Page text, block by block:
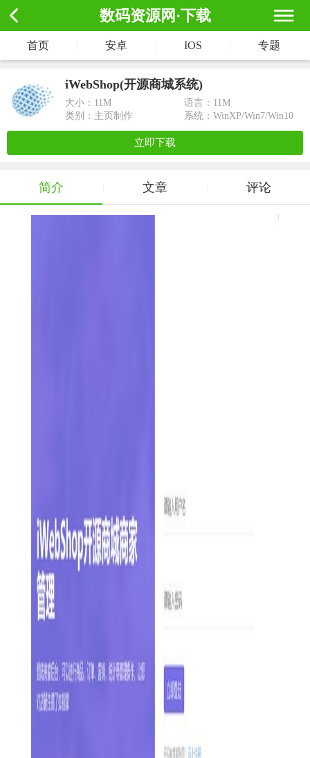
数码资源网·下载
首页 安卓 IOS 专题
iWebShop(开源商城系统)
大小： 11M
语言：11M
类别：主页制作
系统：WinXP/Win7/Win10
立即下载
简介 文章 评论